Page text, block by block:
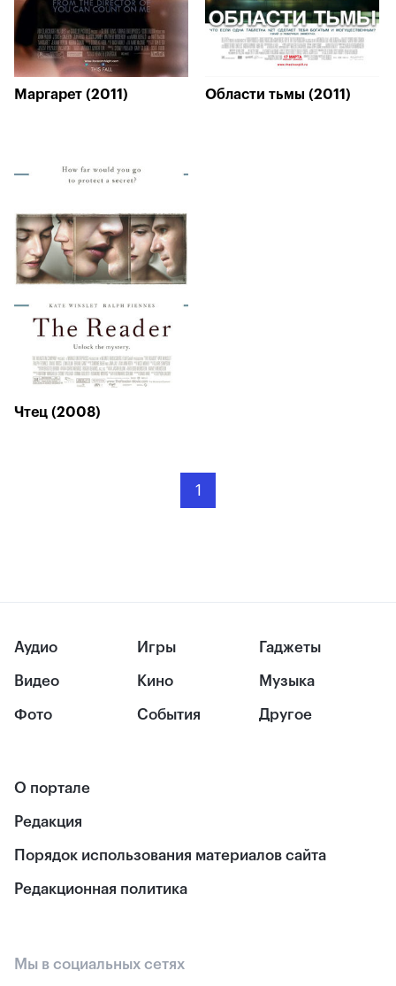
Маргарет (2011) Области тьмы (2011)
Чтец (2008)
1
Аудио
Видео
Фото
Игры
Кино
События
Гаджеты
Музыка
Другое
О портале
Редакция
Порядок использования материалов сайта
Редакционная политика
Мы в социальных сетях